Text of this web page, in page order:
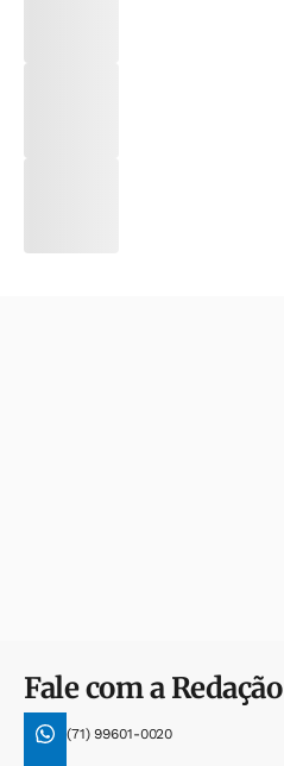
Fale com a Redação
(71) 99601-0020